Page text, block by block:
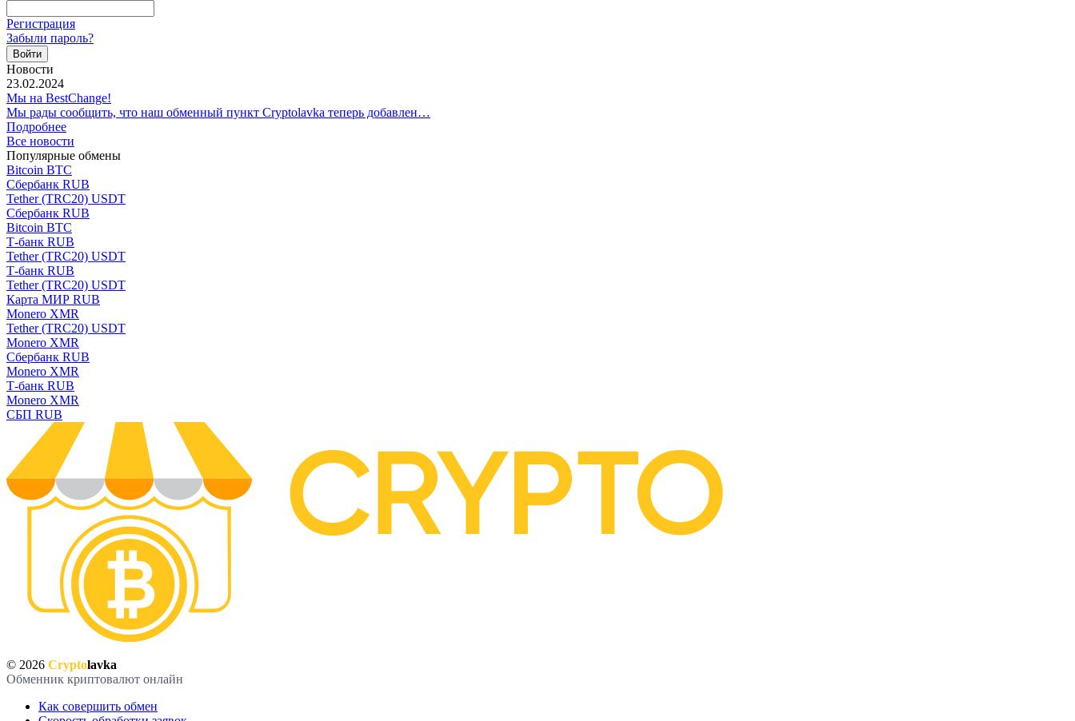
Регистрация
Забыли пароль?
Новости
23.02.2024
Мы на BestChange!
Мы рады сообщить, что наш обменный пункт Cryptolavka теперь добавлен…
Подробнее
Все новости
Популярные обмены
Bitcoin BTC
Сбербанк RUB
Tether (TRC20) USDT
Сбербанк RUB
Bitcoin BTC
Т-банк RUB
Tether (TRC20) USDT
Т-банк RUB
Tether (TRC20) USDT
Карта МИР RUB
Monero XMR
Tether (TRC20) USDT
Monero XMR
Сбербанк RUB
Monero XMR
Т-банк RUB
Monero XMR
СБП RUB
© 2026 Cryptolavka
Обменник криптовалют онлайн
Как совершить обмен